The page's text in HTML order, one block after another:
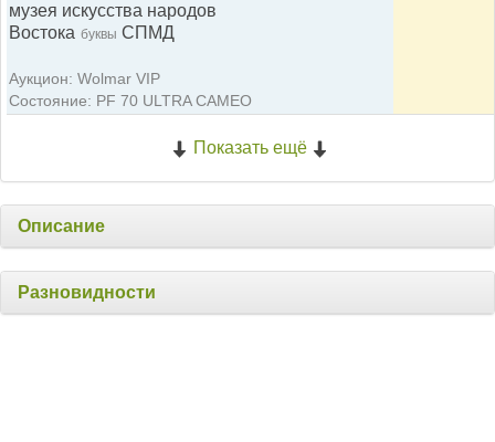
музея искусства народов
Востока буквы СПМД
Аукцион: Wolmar VIP
Состояние: PF 70 ULTRA CAMEO
Показать ещё
Описание
Разновидности